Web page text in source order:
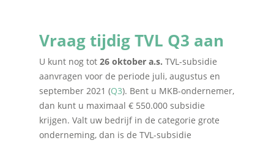
Vraag tijdig TVL Q3 aan
U kunt nog tot 26 oktober a.s. TVL-subsidie
aanvragen voor de periode juli, augustus en
september 2021 (Q3). Bent u MKB-ondernemer,
dan kunt u maximaal € 550.000 subsidie
krijgen. Valt uw bedrijf in de categorie grote
onderneming, dan is de TVL-subsidie